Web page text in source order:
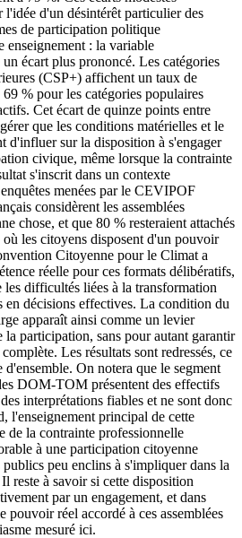
d'un désintérêt particulier des
de participation politique
enseignement : la variable
écart plus prononcé. Les catégories
(CSP+) affichent un taux de
% pour les catégories populaires
Cet écart de quinze points entre
que les conditions matérielles et le
d'influer sur la disposition à s'engager
civique, même lorsque la contrainte
s'inscrit dans un contexte
menées par le CEVIPOF
considèrent les assemblées
chose, et que 80 % resteraient attachés
les citoyens disposent d'un pouvoir
Citoyenne pour le Climat a
réelle pour ces formats délibératifs,
les difficultés liées à la transformation
en décisions effectives. La condition du
apparaît ainsi comme un levier
la participation, sans pour autant garantir
Les résultats sont redressés, ce
On notera que le segment
DOM-TOM présentent des effectifs
interprétations fiables et ne sont donc
l'enseignement principal de cette
de la contrainte professionnelle
à une participation citoyenne
peu enclins à s'impliquer dans la
reste à savoir si cette disposition
par un engagement, et dans
pouvoir réel accordé à ces assemblées
mesuré ici.